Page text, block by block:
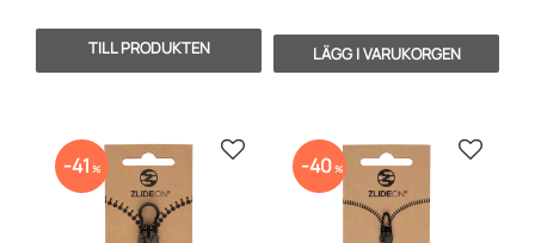
41 % Lägg till i favoriter
40% Lägg